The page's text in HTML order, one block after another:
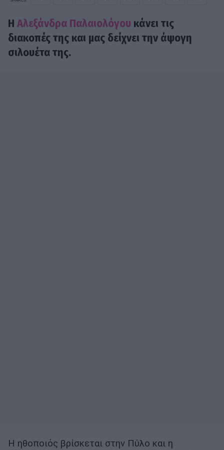
Η Αλεξάνδρα Παλαιολόγου κάνει τις
διακοπές της και μας δείχνει την άψογη
σιλουέτα της.
Η ηθοποιός βρίσκεται στην Πύλο και η